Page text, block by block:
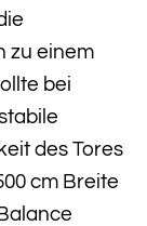
zu einem
bei
des Tores
cm Breite